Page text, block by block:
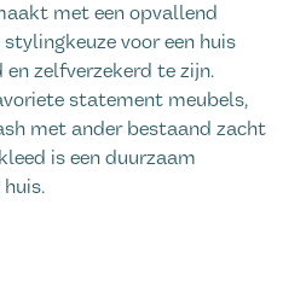
met een opvallend
voor een huis
zelfverzekerd te zijn.
statement meubels,
met ander bestaand zacht
is een duurzaam